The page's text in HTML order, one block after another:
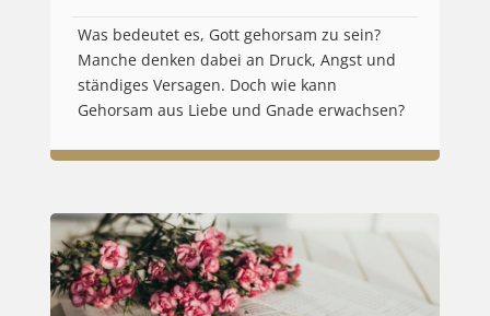
Was bedeutet es, Gott gehorsam zu sein?
Manche denken dabei an Druck, Angst und
ständiges Versagen. Doch wie kann
Gehorsam aus Liebe und Gnade erwachsen?